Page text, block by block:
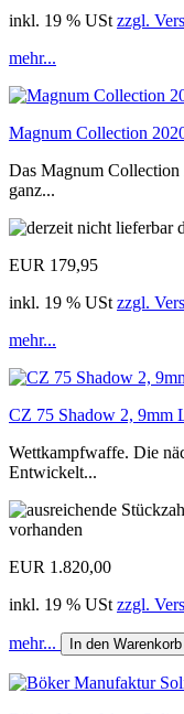
inkl. 19 % USt zzgl.
mehr...
Magnum Collection
Das Magnum
ganz...
EUR 179,95
inkl. 19 % USt zzgl.
mehr...
CZ 75 Shadow 2, 9mm
Wettkampfwaffe. Die
Entwickelt...
vorhanden
EUR 1.820,00
inkl. 19 % USt zzgl.
mehr... In den Warenkorb